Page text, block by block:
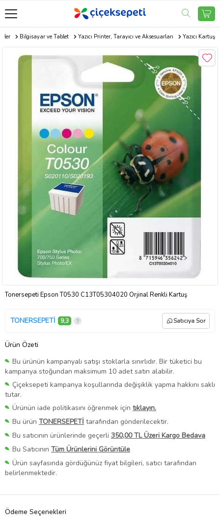
Bilgisayar ve Tablet Yazıcı Printer, Tarayıcı ve Aksesuarları Yazıcı Kartuş
Tonersepeti Epson T0530 C13T05304020 Orjinal Renkli Kartuş
TONERSEPETİ 9,3 Satıcıya Sor
Ürün Özeti
Bu ürünün kampanyalı satışı stoklarla sınırlıdır. Bir tüketici bu
kampanya stoğundan maksimum 10 adet satın alabilir.
Çiçeksepeti kampanya koşullarında değişiklik yapma hakkını saklı
tutar.
Ürünün iade politikasını öğrenmek için tıklayın.
Bu ürün TONERSEPETİ tarafından gönderilecektir.
Bu satıcının ürünlerinde geçerli 350,00 TL Üzeri Kargo Bedava
Bu Satıcının Tüm Ürünlerini Görüntüle
Ürün sayfasında gördüğünüz fiyat bilgileri, satıcı tarafından
belirlenmektedir.
Ödeme Seçenekleri